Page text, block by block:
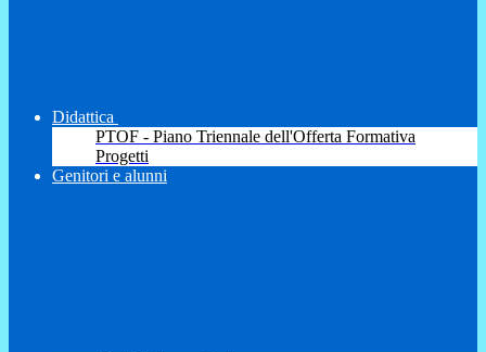
Didattica
PTOF - Piano Triennale dell'Offerta Formativa
Progetti
Genitori e alunni